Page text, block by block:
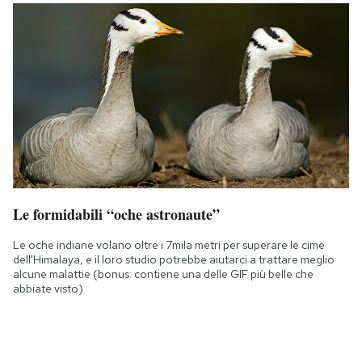
Le formidabili “oche astronaute”
Le oche indiane volano oltre i 7mila metri per superare le cime
dell'Himalaya, e il loro studio potrebbe aiutarci a trattare meglio
alcune malattie (bonus: contiene una delle GIF più belle che
abbiate visto)